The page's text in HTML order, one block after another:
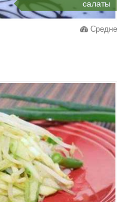
салаты
Средне